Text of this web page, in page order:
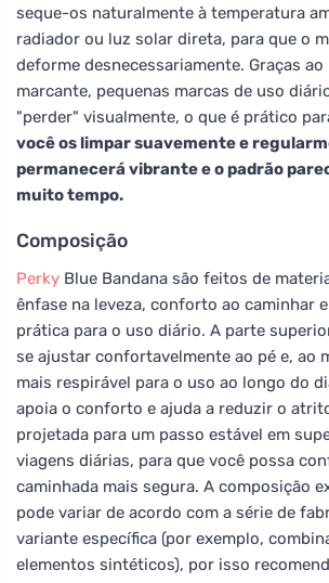
seque-os naturalmente à temperatura
radiador ou luz solar direta, para que o
deforme desnecessariamente. Graças ao
marcante, pequenas marcas de uso
"perder" visualmente, o que é prático
você os limpar suavemente e
permanecerá vibrante e o padrão
muito tempo.
Composição
Perky Blue Bandana são feitos de
ênfase na leveza, conforto ao caminhar
prática para o uso diário. A parte
se ajustar confortavelmente ao pé e, ao
mais respirável para o uso ao longo do
apoia o conforto e ajuda a reduzir o
projetada para um passo estável em
viagens diárias, para que você possa
caminhada mais segura. A composição
pode variar de acordo com a série de
variante específica (por exemplo,
elementos sintéticos), por isso